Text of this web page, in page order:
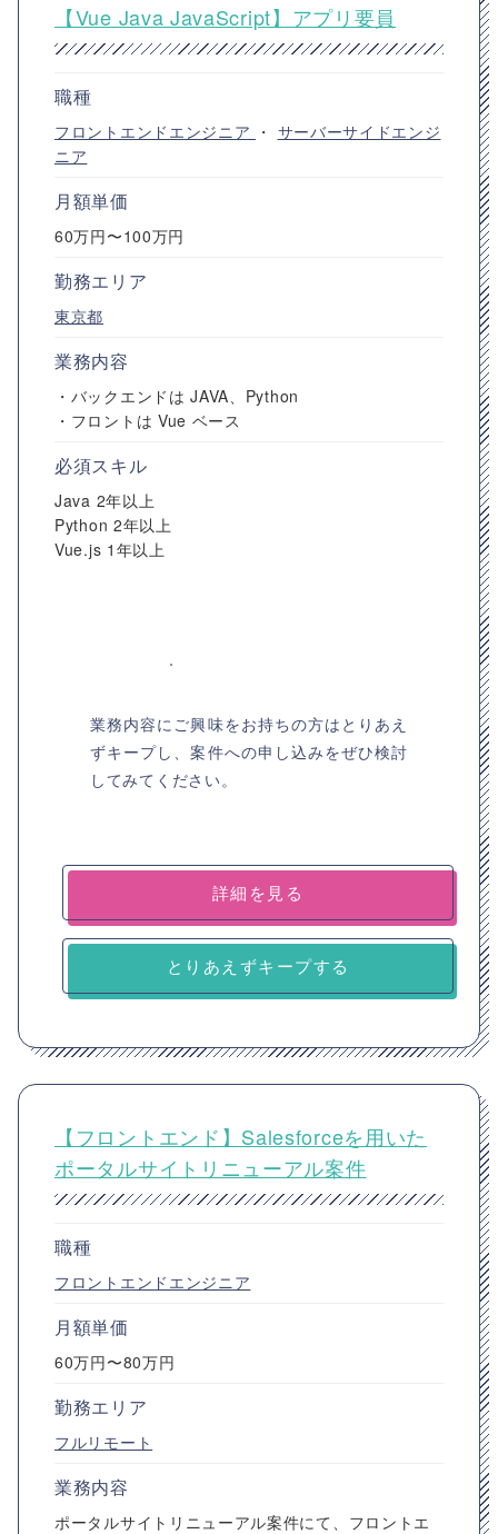
【Vue Java JavaScript】アプリ要員
職種
フロントエンドエンジニア ・ サーバーサイドエンジ
ニア
月額単価
60万円〜100万円
勤務エリア
東京都
業務内容
・バックエンドは JAVA、Python
・フロントは Vue ベース
必須スキル
Java 2年以上
Python 2年以上
Vue.js 1年以上
業務内容にご興味をお持ちの方はとりあえ
ずキープし、案件への申し込みをぜひ検討
してみてください。
詳細を見る
とりあえずキープする
【フロントエンド】Salesforceを用いた
ポータルサイトリニューアル案件
職種
フロントエンドエンジニア
月額単価
60万円〜80万円
勤務エリア
フルリモート
業務内容
ポータルサイトリニューアル案件にて、フロントエ